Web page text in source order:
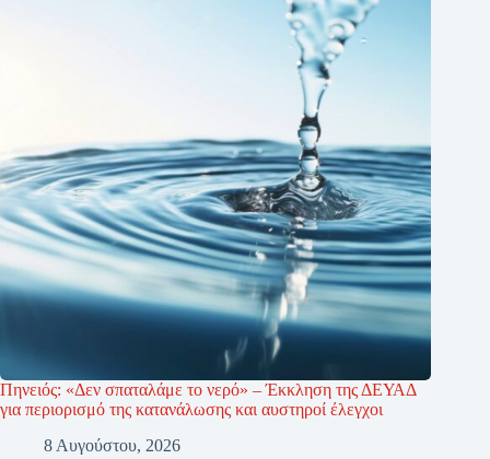
Πηνειός: «Δεν σπαταλάμε το νερό» – Έκκληση της ΔΕΥΑΔ
για περιορισμό της κατανάλωσης και αυστηροί έλεγχοι
8 Αυγούστου, 2026